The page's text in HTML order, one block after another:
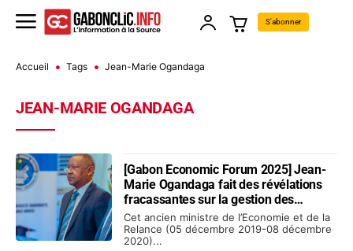
S'abonner
Accueil Tags Jean-Marie Ogandaga
JEAN-MARIE OGANDAGA
[Gabon Economic Forum 2025] Jean-
Marie Ogandaga fait des révélations
fracassantes sur la gestion des
finances au Gabon à l’époque d’Ali
Bongo
Cet ancien ministre de l’Economie et de la
Relance (05 décembre 2019-08 décembre
2020)...